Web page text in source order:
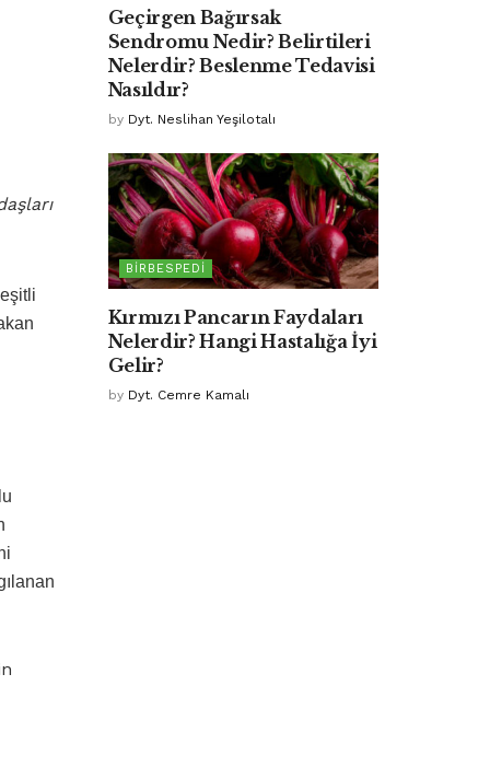
Geçirgen Bağırsak
Sendromu Nedir? Belirtileri
Nelerdir? Beslenme Tedavisi
Nasıldır?
by Dyt. Neslihan Yeşilotalı
BIRBESPEDI
Kırmızı Pancarın Faydaları
Nelerdir? Hangi Hastalığa İyi
Gelir?
by Dyt. Cemre Kamalı